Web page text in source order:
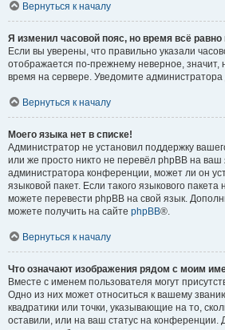
Вернуться к началу
Я изменил часовой пояс, но время всё равно
Если вы уверены, что правильно указали
отображается по-прежнему неверное, значит,
время на сервере. Уведомите
Вернуться к началу
Моего языка нет в списке!
Администратор не установил поддержку
или же просто никто не перевёл phpBB на ваш
администратора конференции, может ли он
языковой пакет. Если такого языкового
можете перевести phpBB на свой язык.
можете получить на сайте phpBB®.
Вернуться к началу
Что означают изображения рядом с моим
Вместе с именем пользователя могут
Одно из них может относиться к вашему
квадратики или точки, указывающие на то,
оставили, или на ваш статус на конференции.